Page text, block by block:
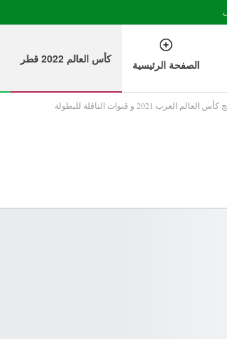
الصفحة الرئيسية كأس العالم 2022 قطر
العرب 2021 و قنوات الناقلة للبطولة